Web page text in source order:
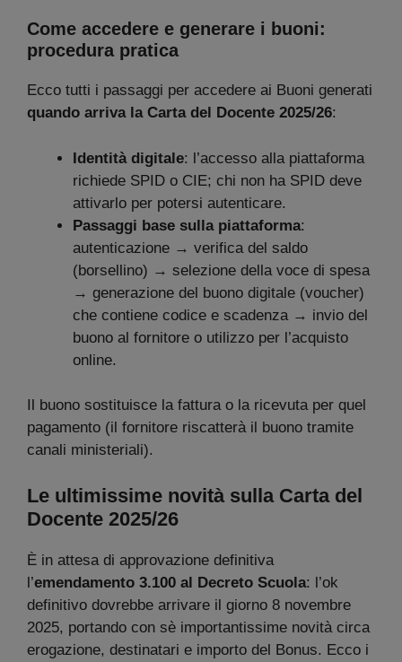
Come accedere e generare i buoni:
procedura pratica
Ecco tutti i passaggi per accedere ai Buoni generati
quando arriva la Carta del Docente 2025/26:
Identità digitale: l’accesso alla piattaforma
richiede SPID o CIE; chi non ha SPID deve
attivarlo per potersi autenticare.
Passaggi base sulla piattaforma:
autenticazione → verifica del saldo
(borsellino) → selezione della voce di spesa
→ generazione del buono digitale (voucher)
che contiene codice e scadenza → invio del
buono al fornitore o utilizzo per l’acquisto
online.
Il buono sostituisce la fattura o la ricevuta per quel
pagamento (il fornitore riscatterà il buono tramite
canali ministeriali).
Le ultimissime novità sulla Carta del
Docente 2025/26
È in attesa di approvazione definitiva
l’emendamento 3.100 al Decreto Scuola: l’ok
definitivo dovrebbe arrivare il giorno 8 novembre
2025, portando con sè importantissime novità circa
erogazione, destinatari e importo del Bonus. Ecco i